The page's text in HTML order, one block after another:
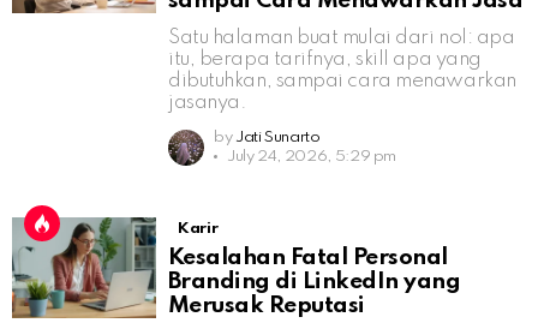
Satu halaman buat mulai dari nol: apa
itu, berapa tarifnya, skill apa yang
dibutuhkan, sampai cara menawarkan
jasanya.
by Jati Sunarto
July 24, 2026, 5:29 pm
Karir
Kesalahan Fatal Personal
Branding di LinkedIn yang
Merusak Reputasi